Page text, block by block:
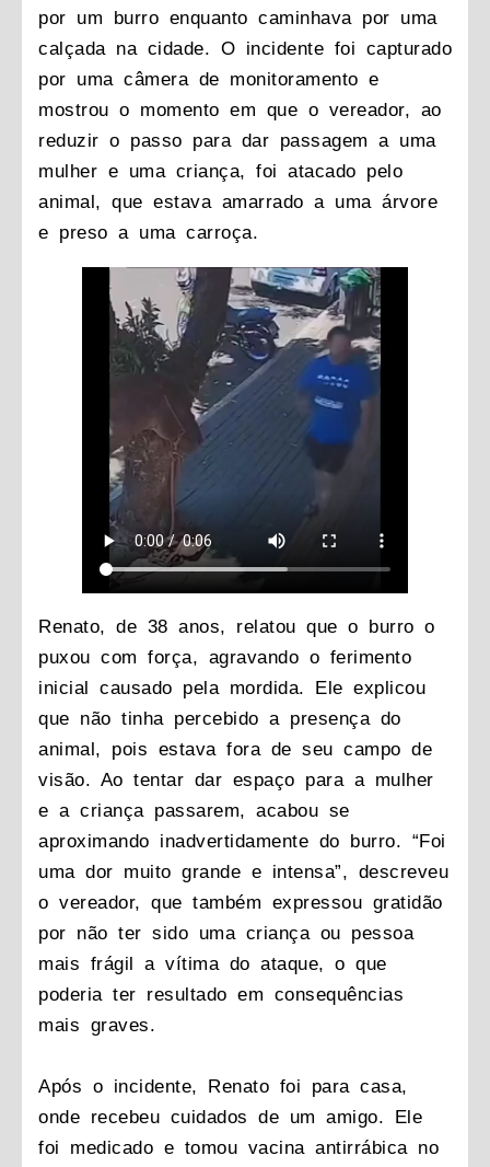
por um burro enquanto caminhava por uma
calçada na cidade. O incidente foi capturado
por uma câmera de monitoramento e
mostrou o momento em que o vereador, ao
reduzir o passo para dar passagem a uma
mulher e uma criança, foi atacado pelo
animal, que estava amarrado a uma árvore
e preso a uma carroça.
Renato, de 38 anos, relatou que o burro o
puxou com força, agravando o ferimento
inicial causado pela mordida. Ele explicou
que não tinha percebido a presença do
animal, pois estava fora de seu campo de
visão. Ao tentar dar espaço para a mulher
e a criança passarem, acabou se
aproximando inadvertidamente do burro. “Foi
uma dor muito grande e intensa”, descreveu
o vereador, que também expressou gratidão
por não ter sido uma criança ou pessoa
mais frágil a vítima do ataque, o que
poderia ter resultado em consequências
mais graves.
Após o incidente, Renato foi para casa,
onde recebeu cuidados de um amigo. Ele
foi medicado e tomou vacina antirrábica no